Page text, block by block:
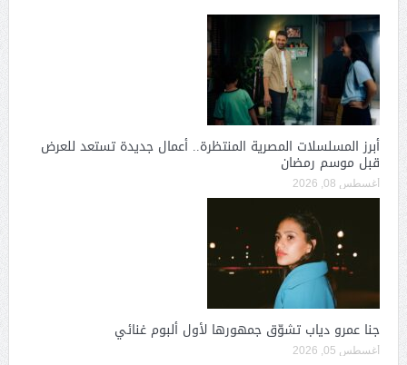
أبرز المسلسلات المصرية المنتظرة.. أعمال جديدة تستعد للعرض
قبل موسم رمضان
أغسطس 08, 2026
جنا عمرو دياب تشوّق جمهورها لأول ألبوم غنائي
أغسطس 05, 2026